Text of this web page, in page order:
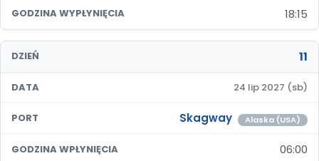
GODZINA WYPŁYNIĘCIA 18:15
DZIEŃ 11
DATA 24 lip 2027 (sb)
PORT Skagway Alaska (USA)
GODZINA WPŁYNIĘCIA 06:00